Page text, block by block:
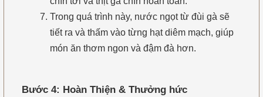
Trong quá trình này, nước ngọt từ đùi gà sẽ
tiết ra và thấm vào từng hạt diêm mạch, giúp
món ăn thơm ngon và đậm đà hơn.
Bước 4: Hoàn Thiện & Thưởng hức